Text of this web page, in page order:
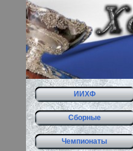
ИИХФ
Сборные
Чемпионаты